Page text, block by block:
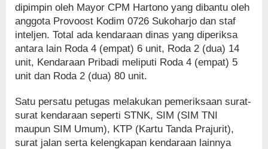
dipimpin oleh Mayor CPM Hartono yang dibantu oleh
anggota Provoost Kodim 0726 Sukoharjo dan staf
inteljen. Total ada kendaraan dinas yang diperiksa
antara lain Roda 4 (empat) 6 unit, Roda 2 (dua) 14
unit, Kendaraan Pribadi meliputi Roda 4 (empat) 5
unit dan Roda 2 (dua) 80 unit.
Satu persatu petugas melakukan pemeriksaan surat-
surat kendaraan seperti STNK, SIM (SIM TNI
maupun SIM Umum), KTP (Kartu Tanda Prajurit),
surat jalan serta kelengkapan kendaraan lainnya